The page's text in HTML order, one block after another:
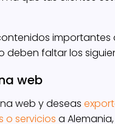
deben faltar los
web
web y deseas
o servicios a